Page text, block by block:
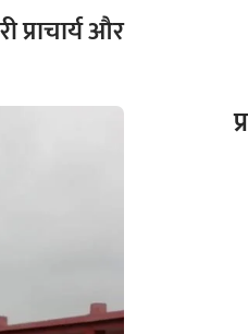
प्राचार्य और